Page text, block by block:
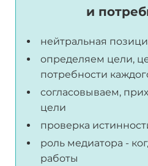
и
нейтральная
определяем цели,
потребности
согласовываем,
цели
проверка
роль медиатора -
работы